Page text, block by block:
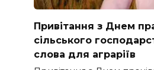
Привітання з Днем
сільського
слова для аграріїв